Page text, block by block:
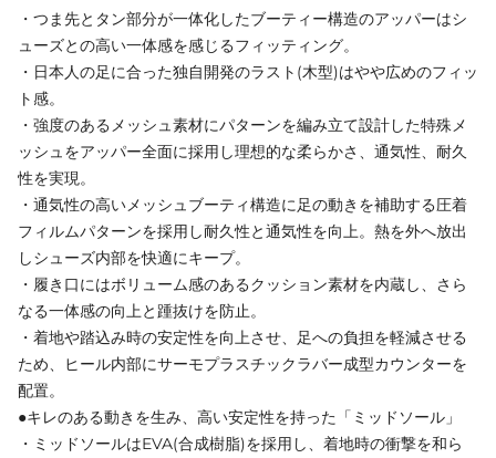
・つま先とタン部分が一体化したブーティー構造のアッパーはシ
ューズとの高い一体感を感じるフィッティング。
・日本人の足に合った独自開発のラスト(木型)はやや広めのフィッ
ト感。
・強度のあるメッシュ素材にパターンを編み立て設計した特殊メ
ッシュをアッパー全面に採用し理想的な柔らかさ、通気性、耐久
性を実現。
・通気性の高いメッシュブーティ構造に足の動きを補助する圧着
フィルムパターンを採用し耐久性と通気性を向上。熱を外へ放出
しシューズ内部を快適にキープ。
・履き口にはボリューム感のあるクッション素材を内蔵し、さら
なる一体感の向上と踵抜けを防止。
・着地や踏込み時の安定性を向上させ、足への負担を軽減させる
ため、ヒール内部にサーモプラスチックラバー成型カウンターを
配置。
●キレのある動きを生み、高い安定性を持った「ミッドソール」
・ミッドソールはEVA(合成樹脂)を採用し、着地時の衝撃を和ら